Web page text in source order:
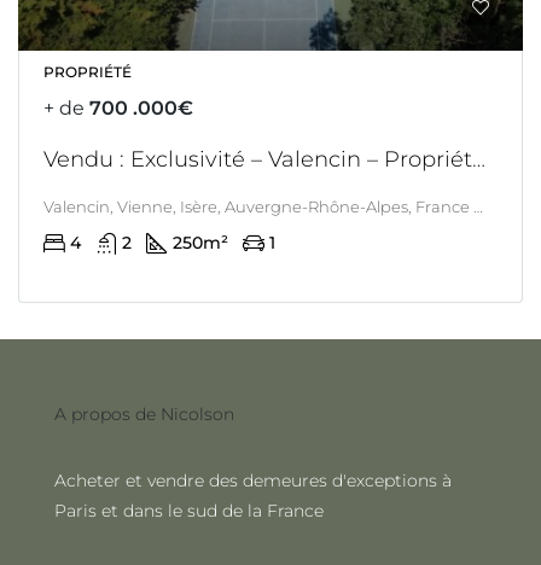
PROPRIÉTÉ
+ de 700 .000€
Vendu : Exclusivité – Valencin – Propriété remarquable avec piscine, spa, tennis
4 2 250m² 1
A propos de Nicolson
Acheter et vendre des demeures d'exceptions à
Paris et dans le sud de la France